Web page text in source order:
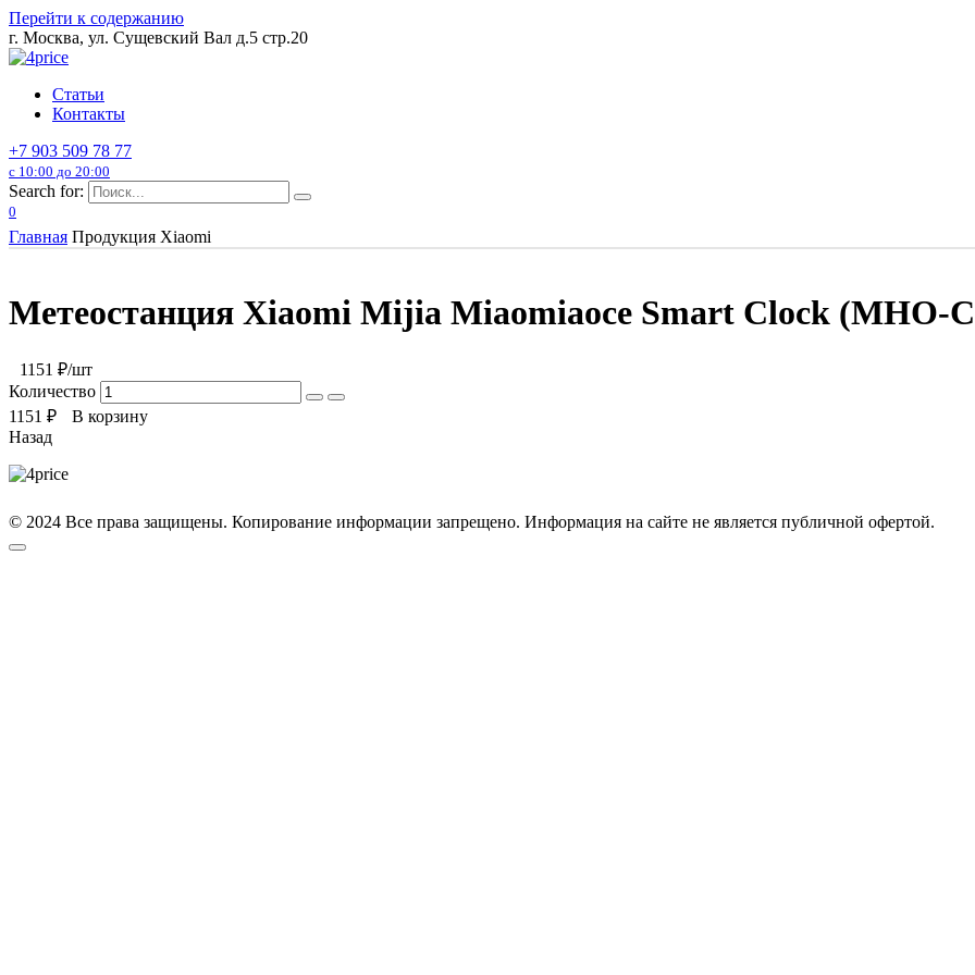
Перейти к содержанию
г. Москва, ул. Сущевский Вал д.5 стр.20
Статьи
Контакты
+7 903 509 78 77
с 10:00 до 20:00
Search for:
0
Главная Продукция Xiaomi
Метеостанция Xiaomi Mijia Miaomiaoce Smart Clock (MHO-
1151 ₽/шт
Количество
1151 ₽
В корзину
Назад
© 2024 Все права защищены. Копирование информации запрещено. Информация на сайте не является публичной офертой.